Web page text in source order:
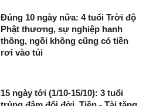
Đúng 10 ngày nữa: 4 tuổi Trời độ
Phật thương, sự nghiệp hanh
thông, ngồi không cũng có tiền
rơi vào túi
15 ngày tới (1/10-15/10): 3 tuổi